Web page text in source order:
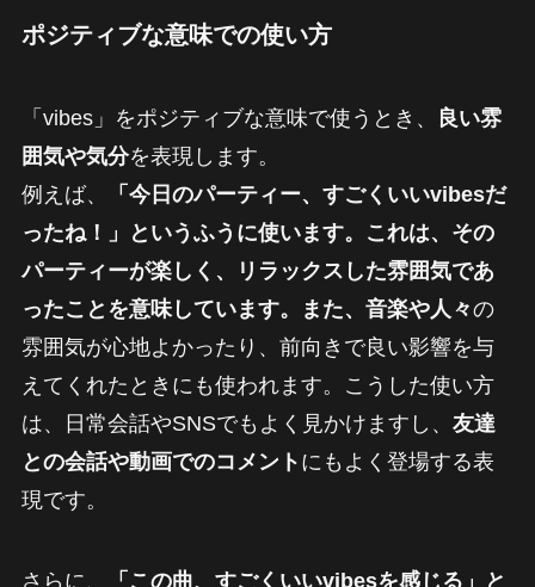
ポジティブな意味での使い方
「vibes」をポジティブな意味で使うとき、
良い雰
囲気や気分を表現します。
例えば、
「今日のパーティー、すごくいいvibesだ
ったね！」というふうに使います。これは、その
パーティーが楽しく、リラックスした雰囲気であ
ったことを意味しています。また、音楽や人々の
雰囲気が心地よかったり、前向きで良い影響を与
えてくれたときにも使われます。こうした使い方
は、日常会話やSNSでもよく見かけますし、 友達
との会話や動画でのコメント にもよく登場する表
現です。
さらに、
「この曲、すごくいいvibesを感じる」と